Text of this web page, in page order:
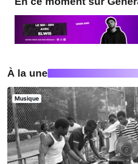
À la une
Musique